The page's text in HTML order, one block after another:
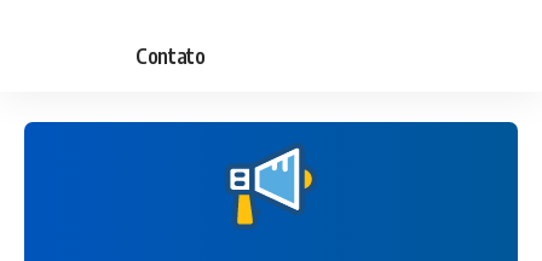
Contato